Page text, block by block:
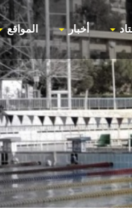
أخبار المواقع